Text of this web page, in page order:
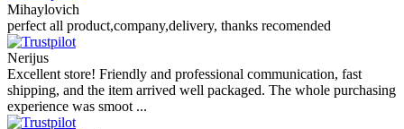
Mihaylovich
perfect all product,company,delivery, thanks recomended
Nerijus
Excellent store! Friendly and professional communication, fast
shipping, and the item arrived well packaged. The whole purchasing
experience was smoot ...